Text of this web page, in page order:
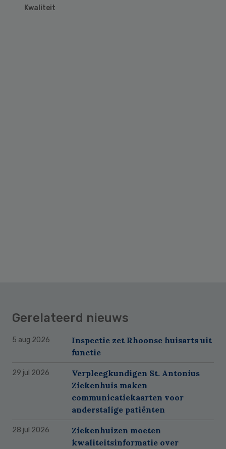
Kwaliteit
Gerelateerd nieuws
5 aug 2026
Inspectie zet Rhoonse huisarts uit
functie
29 jul 2026
Verpleegkundigen St. Antonius
Ziekenhuis maken
communicatiekaarten voor
anderstalige patiënten
28 jul 2026
Ziekenhuizen moeten
kwaliteitsinformatie over